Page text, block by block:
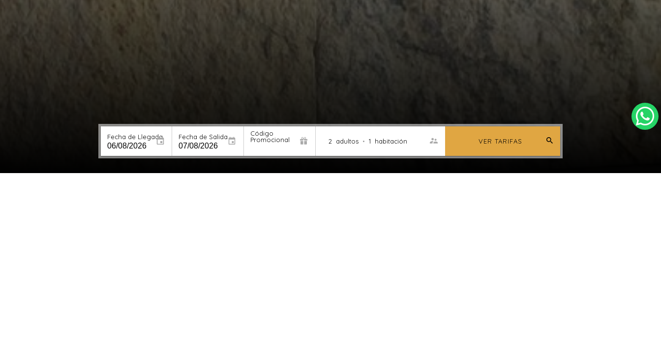
Fecha de Llegada Fecha de Salida
Código
Promocional
2 adultos • 1 habitación VER TARIFAS